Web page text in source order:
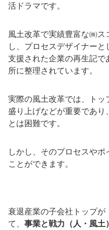
活ドラマです。
風土改革で実績豊富な㈱
し、プロセスデザイナー
支援された企業の再生記
所に整理されています。
実際の風土改革では、ト
盛り上げなどが重要であり
とは困難です。
しかし、そのプロセスや
ことができます。
衰退産業の子会社トップ
て、 事業と戦力（人・風土